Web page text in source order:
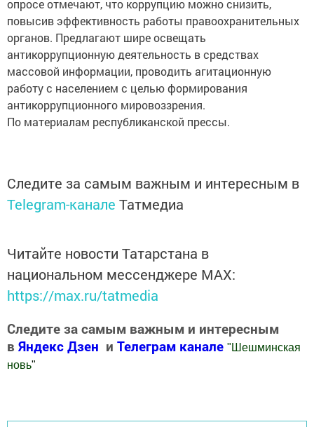
опросе отмечают, что коррупцию можно снизить,
повысив эффективность работы правоохранительных
органов. Предлагают шире освещать
антикоррупционную деятельность в средствах
массовой информации, проводить агитационную
работу с населением с целью формирования
антикоррупционного мировоззрения.
По материалам республиканской прессы.
Следите за самым важным и интересным в
Telegram-канале Татмедиа
Читайте новости Татарстана в
национальном мессенджере MАХ:
https://max.ru/tatmedia
Следите за самым важным и интересным
в Яндекс Дзен и Телеграм канале " Шешминская
новь"